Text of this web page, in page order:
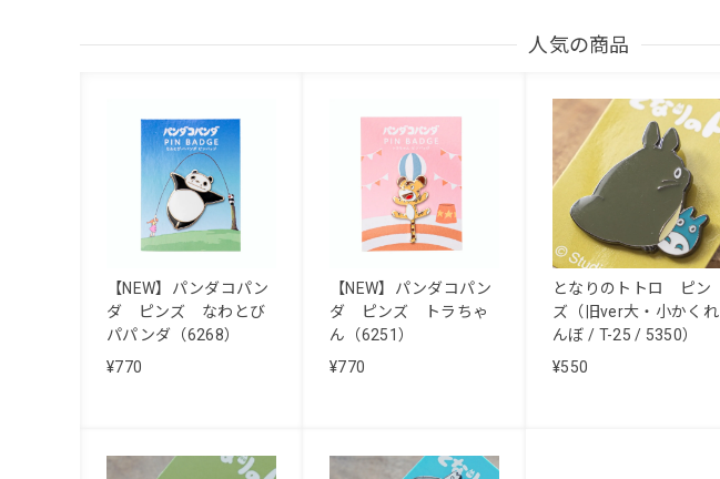
人気の商品
【NEW】パンダコパン
ダ ピンズ なわとび
パパンダ（6268）
¥770
【NEW】パンダコパン
ダ ピンズ トラちゃ
ん（6251）
¥770
となりのトトロ ピン
ズ（旧ver大・小かくれ
んぼ / T-25 / 5350）
¥550